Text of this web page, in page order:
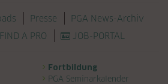
Presse
PGA News-Archiv
A PRO JOB-PORTAL
Fortbildung
PGA Seminarkalender